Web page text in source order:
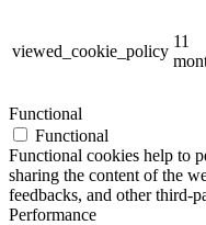
viewed_cookie_policy
11
Functional
Functional
Functional cookies help to
sharing the content of the
feedbacks, and other third-
Performance